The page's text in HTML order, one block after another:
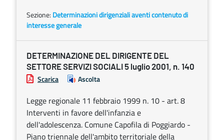
Sezione: Determinazioni dirigenziali aventi contenuto di
interesse generale
DETERMINAZIONE DEL DIRIGENTE DEL
SETTORE SERVIZI SOCIALI 5 luglio 2001, n. 140
Scarica Ascolta
Legge regionale 11 febbraio 1999 n. 10 - art. 8
Interventi in favore dell'infanzia e
dell'adolescenza. Comune Capofila di Poggiardo -
Piano triennale dell'ambito territoriale della